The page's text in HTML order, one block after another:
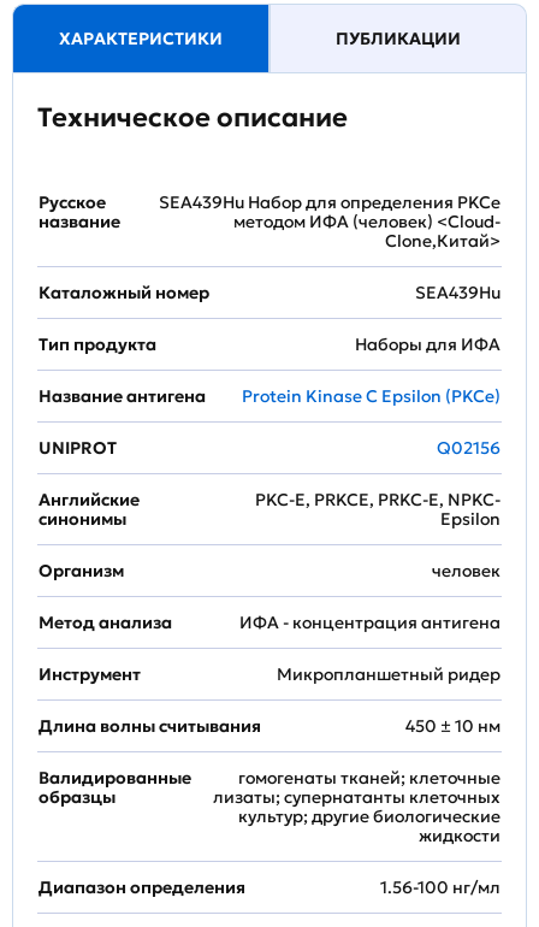
ХАРАКТЕРИСТИКИ ПУБЛИКАЦИИ
Техническое описание
Русское
название
SEA439Hu Набор для определения PKCe
методом ИФА (человек) <Cloud-
Clone,Китай>
Каталожный номер SEA439Hu
Тип продукта Наборы для ИФА
Название антигена Protein Kinase C Epsilon (PKCe)
UNIPROT Q02156
Английские
синонимы
PKC-E, PRKCE, PRKC-E, NPKC-
Epsilon
Организм человек
Метод анализа ИФА - концентрация антигена
Инструмент Микропланшетный ридер
Длина волны считывания 450 ± 10 нм
Валидированные
образцы
гомогенаты тканей; клеточные
лизаты; супернатанты клеточных
культур; другие биологические
жидкости
Диапазон определения 1.56-100 нг/мл